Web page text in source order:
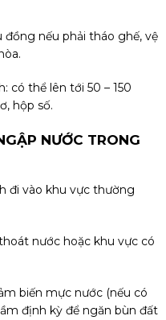
đồng nếu phải tháo ghế, vệ
có thể lên tới 50 – 150
hộp số.
NƯỚC TRONG
đi vào khu vực thường
nước hoặc khu vực có
biến mực nước (nếu có
định kỳ để ngăn bùn đất